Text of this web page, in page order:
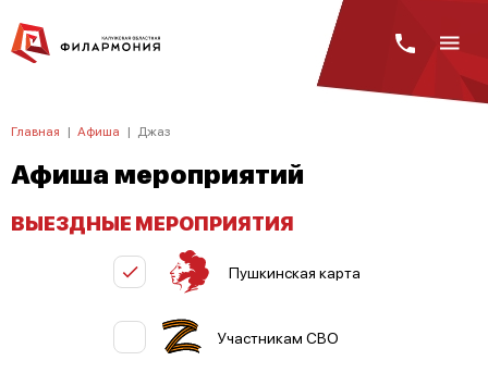
Главная | Афиша | Джаз
Афиша мероприятий
ВЫЕЗДНЫЕ МЕРОПРИЯТИЯ
Пушкинская карта
Участникам СВО